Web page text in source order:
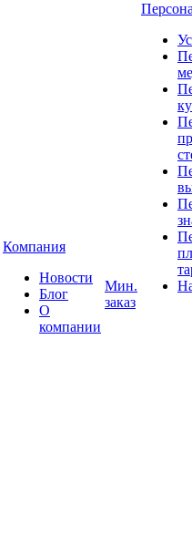
Компания
Новости
Блог
О
компании
Мин.
заказ